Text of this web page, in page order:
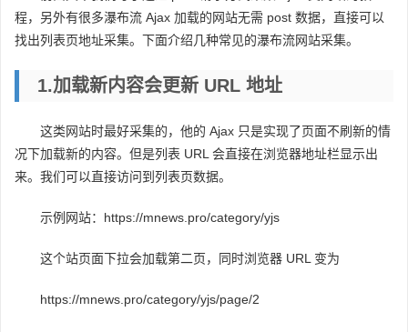
程，另外有很多瀑布流 Ajax 加载的网站无需 post 数据，直接可以
找出列表页地址采集。下面介绍几种常见的瀑布流网站采集。
1.加载新内容会更新 URL 地址
这类网站时最好采集的，他的 Ajax 只是实现了页面不刷新的情
况下加载新的内容。但是列表 URL 会直接在浏览器地址栏显示出
来。我们可以直接访问到列表页数据。
示例网站：https://mnews.pro/category/yjs
这个站页面下拉会加载第二页，同时浏览器 URL 变为
https://mnews.pro/category/yjs/page/2